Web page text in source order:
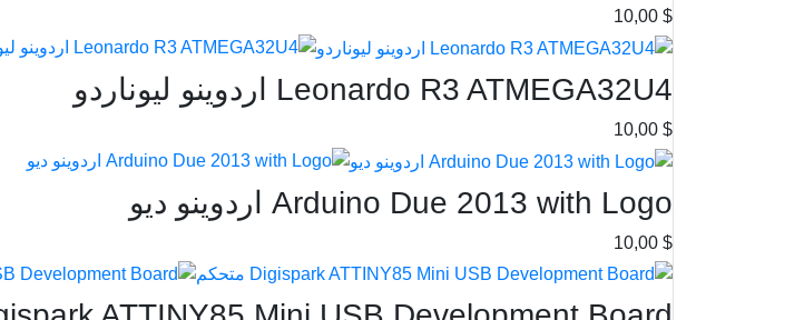
$ 10,00
Leonardo R3 ATMEGA32U4 اردوينو ليوناردو
$ 10,00
Arduino Due 2013 with Logo اردوينو ديو
$ 10,00